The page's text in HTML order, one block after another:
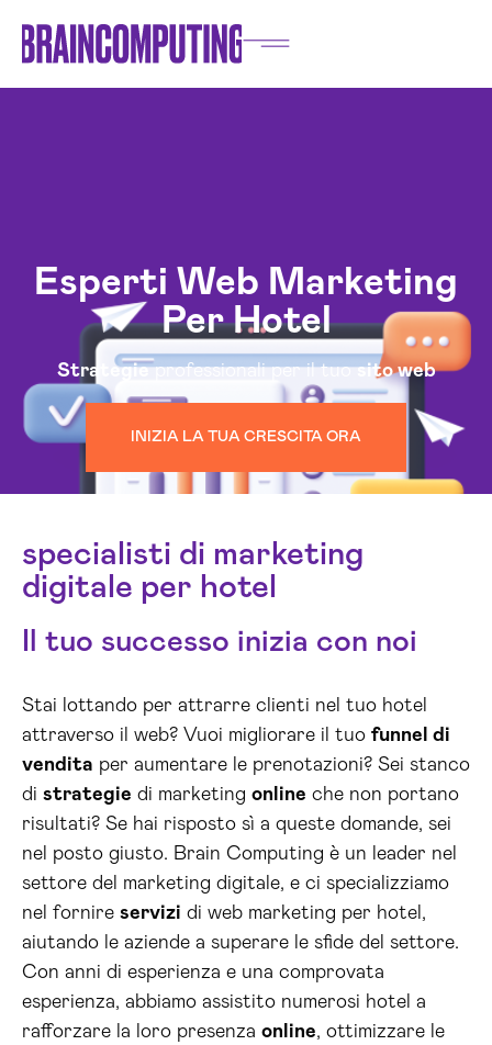
Esperti Web Marketing
Per Hotel
Strategieprofessionali per il tuosito web
INIZIA LA TUA CRESCITA ORA
specialisti di marketing
digitale per hotel
Il tuo successo inizia con noi
Stai lottando per attrarre clienti nel tuo hotel
attraverso il web? Vuoi migliorare il tuo funnel di
vendita per aumentare le prenotazioni? Sei stanco
di strategie di marketing online che non portano
risultati? Se hai risposto sì a queste domande, sei
nel posto giusto. Brain Computing è un leader nel
settore del marketing digitale, e ci specializziamo
nel fornire servizi di web marketing per hotel,
aiutando le aziende a superare le sfide del settore.
Con anni di esperienza e una comprovata
esperienza, abbiamo assistito numerosi hotel a
rafforzare la loro presenza online, ottimizzare le